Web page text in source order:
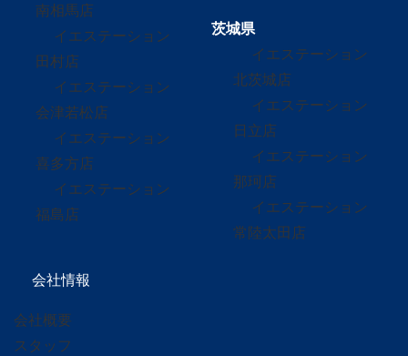
南相馬店
イエステーション
田村店
イエステーション
会津若松店
イエステーション
喜多方店
イエステーション
福島店
茨城県
イエステーション
北茨城店
イエステーション
日立店
イエステーション
那珂店
イエステーション
常陸太田店
会社情報
会社概要
スタッフ